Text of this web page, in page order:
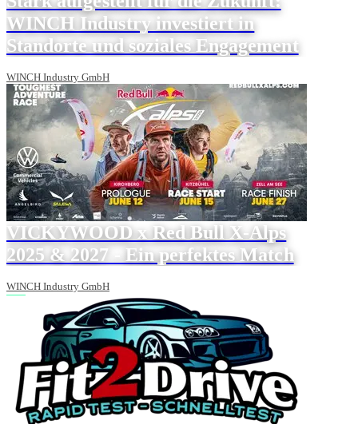
WINCH Industry investiert in
Standorte und soziales Engagement
WINCH Industry GmbH
VICKYWOOD x Red Bull X-Alps
2025 & 2027 - Ein perfektes Match
WINCH Industry GmbH